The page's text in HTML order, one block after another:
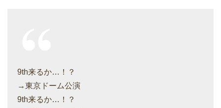
9th来るか…！？
→東京ドーム公演
9th来るか…！？